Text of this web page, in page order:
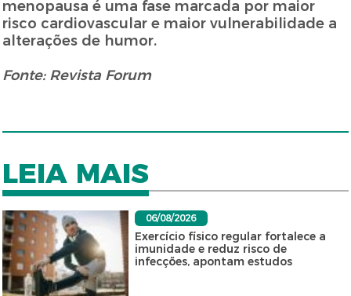
menopausa é uma fase marcada por maior
risco cardiovascular e maior vulnerabilidade a
alterações de humor.
Fonte: Revista Forum
LEIA MAIS
06/08/2026
Exercício físico regular fortalece a
imunidade e reduz risco de
infecções, apontam estudos